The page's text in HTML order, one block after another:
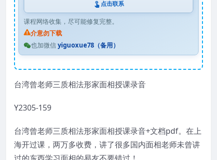
点击联系
课程网络收集，尽可能修复完整。
介意勿下载
也加微信yiguoxue78（备用）
台湾曾老师三质相法形家面相授课录音
Y2305-159
台湾曾老师三质相法形家面相授课录音+文档pdf。在上
海开过课，两万多收费，讲了很多国内面相老师未曾讲